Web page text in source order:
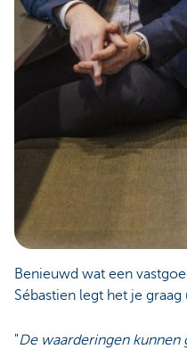
Benieuwd wat een
Sébastien legt het je graag
"De waarderingen kunnen